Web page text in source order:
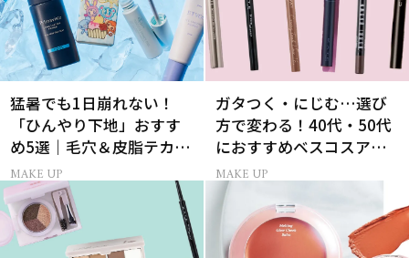
猛暑でも1日崩れない！
「ひんやり下地」おすす
め5選｜毛穴＆皮脂テカリ
対策
MAKE UP
ガタつく・にじむ…選び
方で変わる！40代・50代
におすすめベスコスアイ
ライナー9選
MAKE UP